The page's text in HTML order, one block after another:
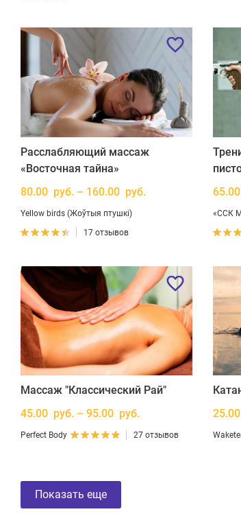
Расслабляющий массаж
«Восточная тайна»
80.00 руб. – 160.00 руб.
Yellow birds (Жоўтыя птушкі)
17 отзывов
«ССК
Массаж "Классический Рай"
45.00 руб. – 95.00 руб.
Perfect Body 27 отзывов
Показать еще